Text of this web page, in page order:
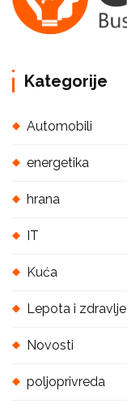
Kategorije
Automobili
energetika
hrana
IT
Kuća
Lepota i zdravlje
Novosti
poljoprivreda